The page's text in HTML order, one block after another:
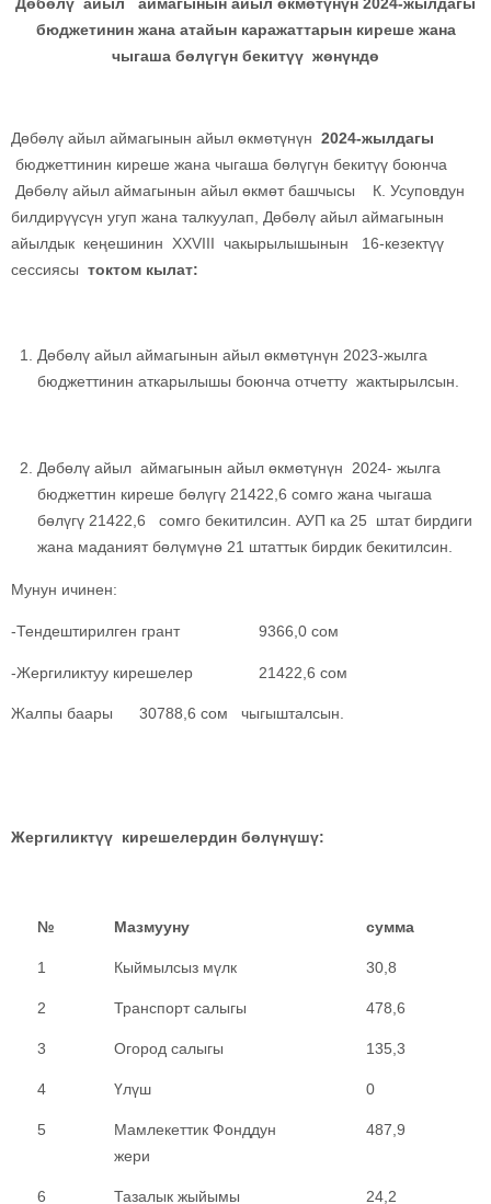
Дөбөлү айыл аймагынын айыл өкмөтүнүн 2024-жылдагы
бюджетинин жана атайын каражаттарын киреше жана
чыгаша бөлүгүн бекитүү жөнүндө
Дөбөлү айыл аймагынын айыл өкмөтүнүн 2024-жылдагы
бюджеттинин киреше жана чыгаша бөлүгүн бекитүү боюнча
Дөбөлү айыл аймагынын айыл өкмөт башчысы К. Усуповдун
билдирүүсүн угуп жана талкуулап, Дөбөлү айыл аймагынын
айылдык кеңешинин XXVIII чакырылышынын 16-кезектүү
сессиясы токтом кылат:
Дөбөлү айыл аймагынын айыл өкмөтүнүн 2023-жылга
бюджеттинин аткарылышы боюнча отчетту жактырылсын.
Дөбөлү айыл аймагынын айыл өкмөтүнүн 2024- жылга
бюджеттин киреше бөлүгү 21422,6 сомго жана чыгаша
бөлүгү 21422,6 сомго бекитилсин. АУП ка 25 штат бирдиги
жана маданият бөлүмүнө 21 штаттык бирдик бекитилсин.
Мунун ичинен:
-Тендештирилген грант 9366,0 сом
-Жергиликтуу кирешелер 21422,6 сом
Жалпы баары 30788,6 сом чыгышталсын.
Жергиликтүү кирешелердин бөлүнүшү:
№ Мазмууну сумма
1 Кыймылсыз мүлк 30,8
2 Транспорт салыгы 478,6
3 Огород салыгы 135,3
4 Үлүш 0
5
Мамлекеттик Фонддун
жери
487,9
6 Тазалык жыйымы 24,2